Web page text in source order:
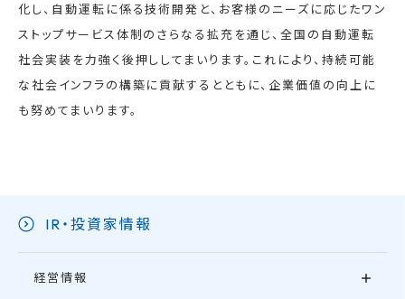
化し、自動運転に係る技術開発と、お客様のニーズに応じたワン
ストップサービス体制のさらなる拡充を通じ、全国の自動運転
社会実装を力強く後押ししてまいります。これにより、持続可能
な社会インフラの構築に貢献するとともに、企業価値の向上に
も努めてまいります。
IR・投資家情報
経営情報